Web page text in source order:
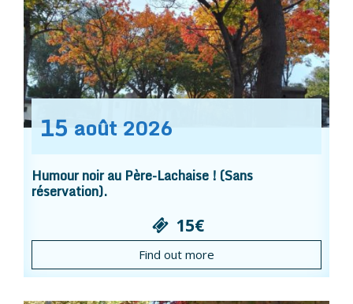
15 août 2026
Humour noir au Père-Lachaise ! (Sans
réservation).
15€
Find out more